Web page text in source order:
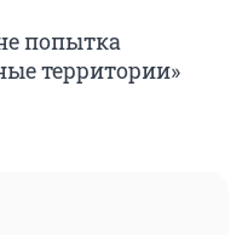
попытка
территории»